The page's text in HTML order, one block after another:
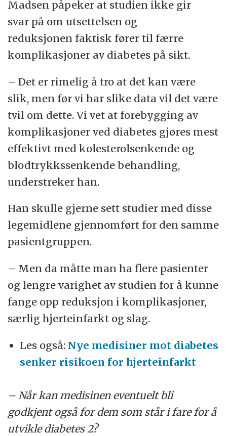
Madsen påpeker at studien ikke gir
svar på om utsettelsen og
reduksjonen faktisk fører til færre
komplikasjoner av diabetes på sikt.
– Det er rimelig å tro at det kan være
slik, men før vi har slike data vil det være
tvil om dette. Vi vet at forebygging av
komplikasjoner ved diabetes gjøres mest
effektivt med kolesterolsenkende og
blodtrykkssenkende behandling,
understreker han.
Han skulle gjerne sett studier med disse
legemidlene gjennomført for den samme
pasientgruppen.
– Men da måtte man ha flere pasienter
og lengre varighet av studien for å kunne
fange opp reduksjon i komplikasjoner,
særlig hjerteinfarkt og slag.
Les også: Nye medisiner mot diabetes
senker risikoen for hjerteinfarkt
– Når kan medisinen eventuelt bli
godkjent også for dem som står i fare for å
utvikle diabetes 2?